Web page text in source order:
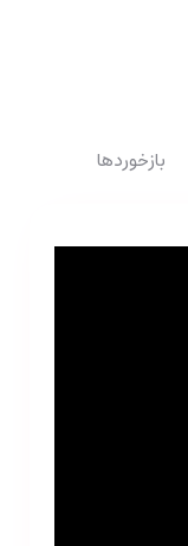
بازخوردها